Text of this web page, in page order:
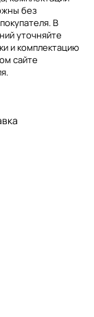
без
В
уточняйте
и комплектацию
сайте